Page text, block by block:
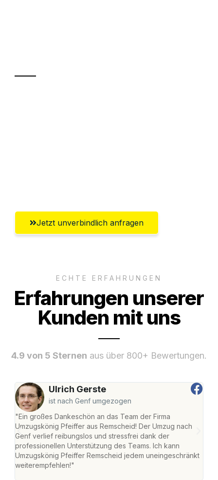
Jetzt unverbindlich anfragen
ECHTE ERFAHRUNGEN
Erfahrungen unserer
Kunden mit uns
4.9 von 5 Sternen aus über 800+ Bewertungen.
Ulrich Gerste
ist nach Genf umgezogen
"Ein großes Dankeschön an das Team der Firma
Umzugskönig Pfeiffer aus Remscheid! Der Umzug nach
Genf verlief reibungslos und stressfrei dank der
professionellen Unterstützung des Teams. Ich kann
Umzugskönig Pfeiffer Remscheid jedem uneingeschränkt
weiterempfehlen!"